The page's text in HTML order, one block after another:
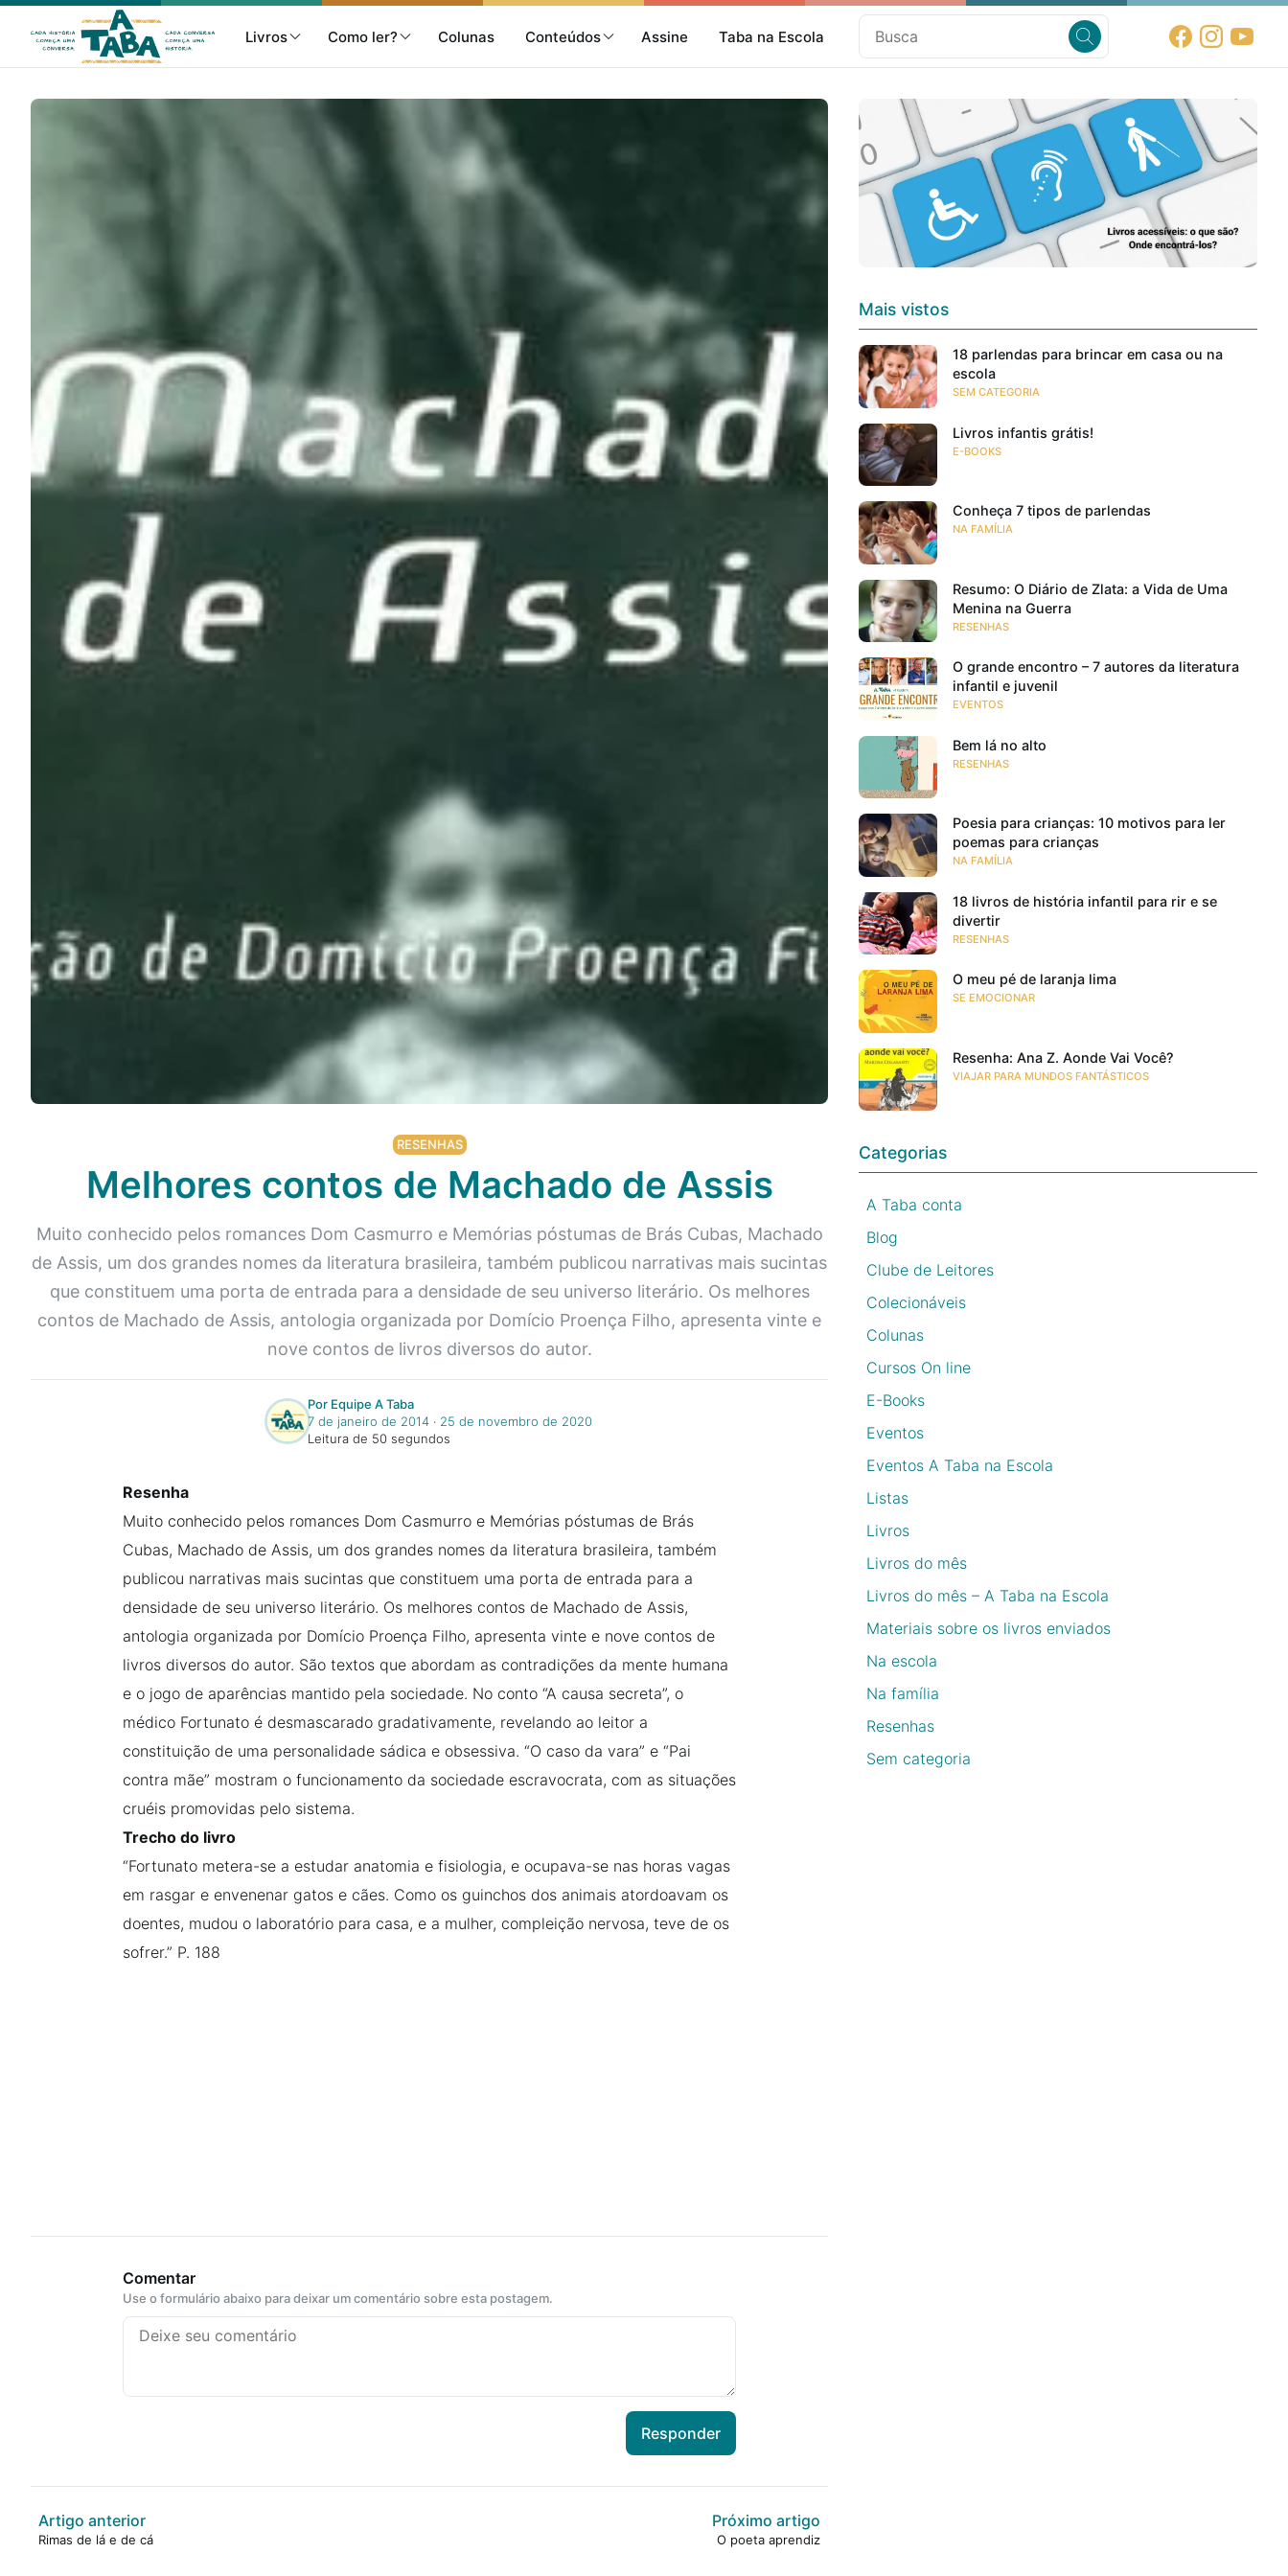
Livros Como ler? Colunas Conteúdos Assine Taba na Escola
Como ler?
Na escola
Conteúdos
Colecionáveis
Assine
RESENHAS
Melhores contos de Machado de Assis
Muito conhecido pelos romances Dom Casmurro e Memórias póstumas de Brás Cubas, Machado
de Assis, um dos grandes nomes da literatura brasileira, também publicou narrativas mais sucintas
que constituem uma porta de entrada para a densidade de seu universo literário. Os melhores
contos de Machado de Assis, antologia organizada por Domício Proença Filho, apresenta vinte e
nove contos de livros diversos do autor.
Por Equipe A Taba
7 de janeiro de 2014‧ 25 de novembro de 2020
Leitura de 50 segundos
Resenha
Muito conhecido pelos romances Dom Casmurro e Memórias póstumas de Brás
Cubas, Machado de Assis, um dos grandes nomes da literatura brasileira, também
publicou narrativas mais sucintas que constituem uma porta de entrada para a
densidade de seu universo literário. Os melhores contos de Machado de Assis,
antologia organizada por Domício Proença Filho, apresenta vinte e nove contos de
livros diversos do autor. São textos que abordam as contradições da mente humana
e o jogo de aparências mantido pela sociedade. No conto “A causa secreta”, o
médico Fortunato é desmascarado gradativamente, revelando ao leitor a
constituição de uma personalidade sádica e obsessiva. “O caso da vara” e “Pai
contra mãe” mostram o funcionamento da sociedade escravocrata, com as situações
cruéis promovidas pelo sistema.
Trecho do livro
“Fortunato metera-se a estudar anatomia e fisiologia, e ocupava-se nas horas vagas
em rasgar e envenenar gatos e cães. Como os guinchos dos animais atordoavam os
doentes, mudou o laboratório para casa, e a mulher, compleição nervosa, teve de os
sofrer.” P. 188
Comentar
Use o formulário abaixo para deixar um comentário sobre esta postagem.
Responder
Artigo anterior
Rimas de lá e de cá
Próximo artigo
O poeta aprendiz
Mais vistos
18 parlendas para brincar em casa ou na
escola
SEM CATEGORIA
Livros infantis grátis!
E-BOOKS
Conheça 7 tipos de parlendas
NA FAMÍLIA
Resumo: O Diário de Zlata: a Vida de Uma
Menina na Guerra
RESENHAS
O grande encontro – 7 autores da literatura
infantil e juvenil
EVENTOS
Bem lá no alto
RESENHAS
Poesia para crianças: 10 motivos para ler
poemas para crianças
NA FAMÍLIA
18 livros de história infantil para rir e se
divertir
RESENHAS
O meu pé de laranja lima
SE EMOCIONAR
Resenha: Ana Z. Aonde Vai Você?
VIAJAR PARA MUNDOS FANTÁSTICOS
Categorias
A Taba conta
Blog
Clube de Leitores
Colecionáveis
Colunas
Cursos On line
E-Books
Eventos
Eventos A Taba na Escola
Listas
Livros
Livros do mês
Livros do mês – A Taba na Escola
Materiais sobre os livros enviados
Na escola
Na família
Resenhas
Sem categoria